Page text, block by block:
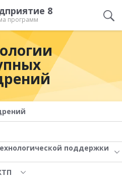
8
программ
поддержки